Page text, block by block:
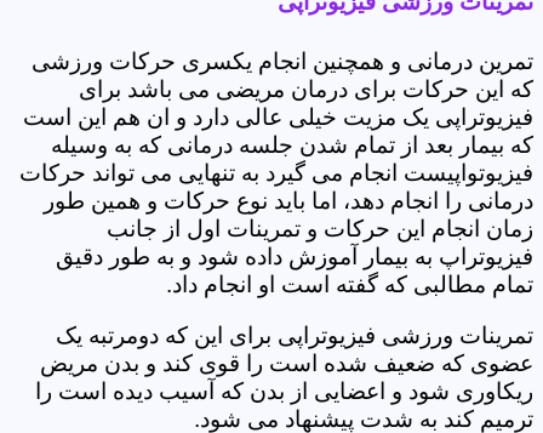
تمرین درمانی و همچنین انجام یکسری حرکات ورزشی
که این حرکات برای درمان مریضی می باشد برای
فیزیوتراپی یک مزیت خیلی عالی دارد و ان هم این است
که بیمار بعد از تمام شدن جلسه درمانی که به وسیله
فیزیوتواپیست انجام می گیرد به تنهایی می تواند حرکات
درمانی را انجام دهد، اما باید نوع حرکات و همین طور
زمان انجام این حرکات و تمرینات اول از جانب
فیزیوتراپ به بیمار آموزش داده شود و به طور دقیق
تمام مطالبی که گفته است او انجام داد.
تمرینات ورزشی فیزیوتراپی برای این که دومرتبه یک
عضوی که ضعیف شده است را قوی کند و بدن مریض
ریکاوری شود و اعضایی از بدن که آسیب دیده است را
ترمیم کند به شدت پیشنهاد می شود.